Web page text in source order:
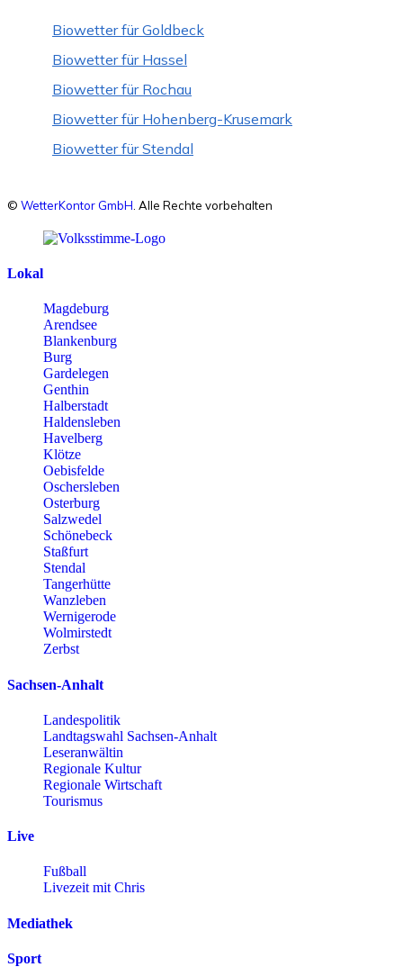
Biowetter für Goldbeck
Biowetter für Hassel
Biowetter für Rochau
Biowetter für Hohenberg-Krusemark
Biowetter für Stendal
© WetterKontor GmbH . Alle Rechte vorbehalten
Lokal
Magdeburg
Arendsee
Blankenburg
Burg
Gardelegen
Genthin
Halberstadt
Haldensleben
Havelberg
Klötze
Oebisfelde
Oschersleben
Osterburg
Salzwedel
Schönebeck
Staßfurt
Stendal
Tangerhütte
Wanzleben
Wernigerode
Wolmirstedt
Zerbst
Sachsen-Anhalt
Landespolitik
Landtagswahl Sachsen-Anhalt
Leseranwältin
Regionale Kultur
Regionale Wirtschaft
Tourismus
Live
Fußball
Livezeit mit Chris
Mediathek
Sport